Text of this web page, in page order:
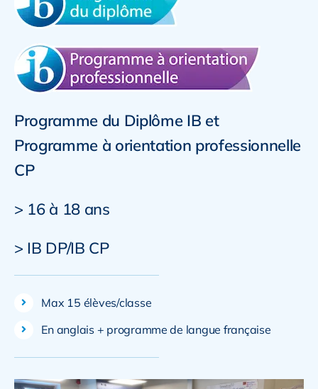
Programme du Diplôme IB et
Programme à orientation professionnelle
CP
> 16 à 18 ans
> IB DP/IB CP
Max 15 élèves/classe
En anglais + programme de langue française